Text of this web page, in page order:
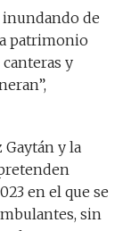
de
patrimonio
y
y la
en el que se
sin